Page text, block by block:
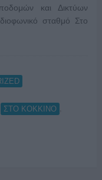
και Δικτύων
σταθμό Στο
ΣΤΟ ΚΟΚΚΙΝΟ